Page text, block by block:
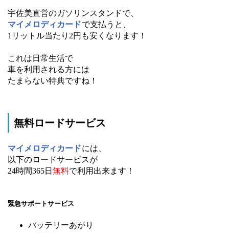
宇佐美直営のガソリンスタンドで、
マイメロディカードで支払うと、
1リットル当たり2円も安くなります！
これは日常生活で
車を利用される方には
たまらない特典ですね！
無料ロードサービス
マイメロディカードには、
以下のロードサービスが
24時間365日 無料で利用出来ます！
緊急サポートサービス
バッテリーあがり